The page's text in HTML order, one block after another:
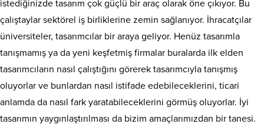
istediğinizde tasarım çok güçlü bir araç olarak öne çıkıyor. Bu
çalıştaylar sektörel iş birliklerine zemin sağlanıyor. İhracatçılar
üniversiteler, tasarımcılar bir araya geliyor. Henüz tasarımla
tanışmamış ya da yeni keşfetmiş firmalar buralarda ilk elden
tasarımcıların nasıl çalıştığını görerek tasarımcıyla tanışmış
oluyorlar ve bunlardan nasıl istifade edebileceklerini, ticari
anlamda da nasıl fark yaratabileceklerini görmüş oluyorlar. İyi
tasarımın yaygınlaştırılması da bizim amaçlarımızdan bir tanesi.